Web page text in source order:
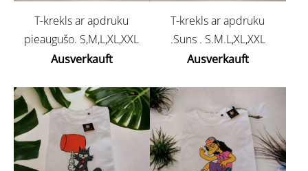
T-krekls ar apdruku
pieaugušo. S,M,L,XL,XXL
Ausverkauft
T-krekls ar apdruku
.Suns . S.M.L,XL,XXL
Ausverkauft